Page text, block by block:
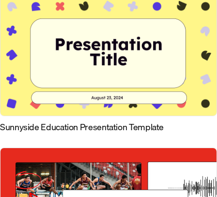
Sunnyside Education Presentation Template